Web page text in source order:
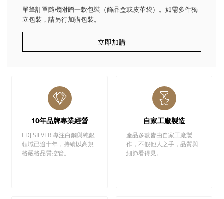
單筆訂單隨機附贈一款包裝（飾品盒或皮革袋）。如需多件獨
立包裝，請另行加購包裝。
立即加購
10年品牌專業經營
EDJ SILVER 專注白鋼與純銀
領域已逾十年，持續以高規
格嚴格品質控管。
自家工廠製造
產品多數皆由自家工廠製
作，不假他人之手，品質與
細節看得見。